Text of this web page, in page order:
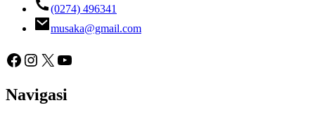
(0274) 496341
musaka@gmail.com
Facebook
Instagram
X YouTube
Navigasi